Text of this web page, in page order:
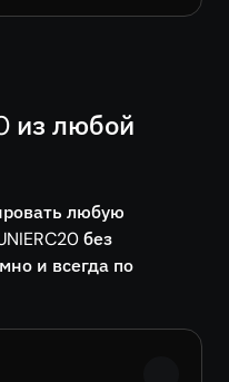
из любой
любую
без
и всегда по